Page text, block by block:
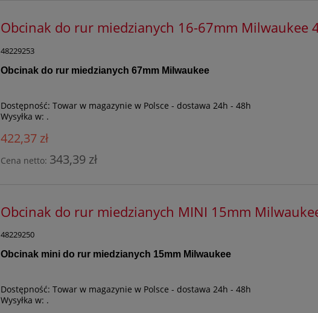
Obcinak do rur miedzianych 16-67mm Milwaukee
48229253
Obcinak do rur miedzianych 67mm Milwaukee
Dostępność: Towar w magazynie w Polsce - dostawa 24h - 48h
Wysyłka w: .
422,37 zł
Cena netto: 343,39 zł
Obcinak do rur miedzianych MINI 15mm
48229250
Obcinak mini do rur miedzianych 15mm Milwaukee
Dostępność: Towar w magazynie w Polsce - dostawa 24h - 48h
Wysyłka w: .